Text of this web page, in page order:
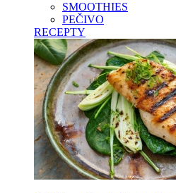
SMOOTHIES
PEČIVO
RECEPTY